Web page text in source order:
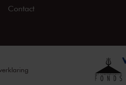
Contact